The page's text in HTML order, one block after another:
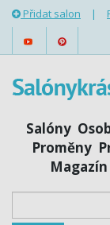
Přidat salon |
Salóny
Proměny
Magazín